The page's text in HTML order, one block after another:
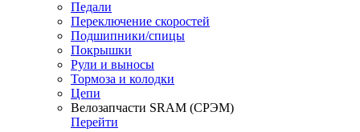
Педали
Переключение скоростей
Подшипники/спицы
Покрышки
Рули и выносы
Тормоза и колодки
Цепи
Велозапчасти SRAM (СРЭМ)
Перейти